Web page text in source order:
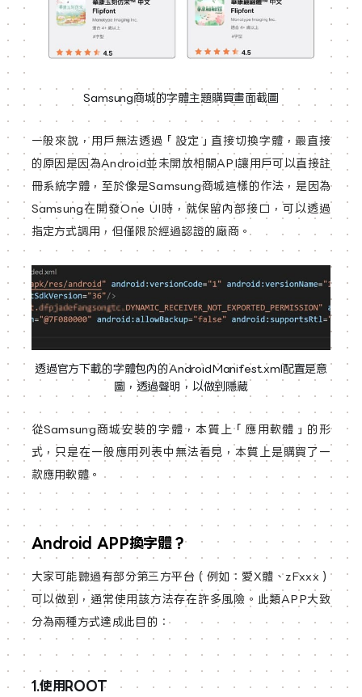
Samsung商城的字體主題購買畫面截圖
一般來說，用戶無法透過「設定」直接切換字體，最直接
的原因是因為Android並未開放相關API讓用戶可以直接註
冊系統字體，至於像是Samsung商城這樣的作法，是因為
Samsung在開發One UI時，就保留內部接口，可以透過
指定方式調用，但僅限於經過認證的廠商。
透過官方下載的字體包內的AndroidManifest.xml配置是意
圖，透過聲明，以做到隱藏
從Samsung商城安裝的字體，本質上「應用軟體」的形
式，只是在一般應用列表中無法看見，本質上是購買了一
款應用軟體。
Android APP換字體？
大家可能聽過有部分第三方平台（例如：愛X體、zFxxx）
可以做到，通常使用該方法存在許多風險。此類APP大致
分為兩種方式達成此目的：
1.使用ROOT